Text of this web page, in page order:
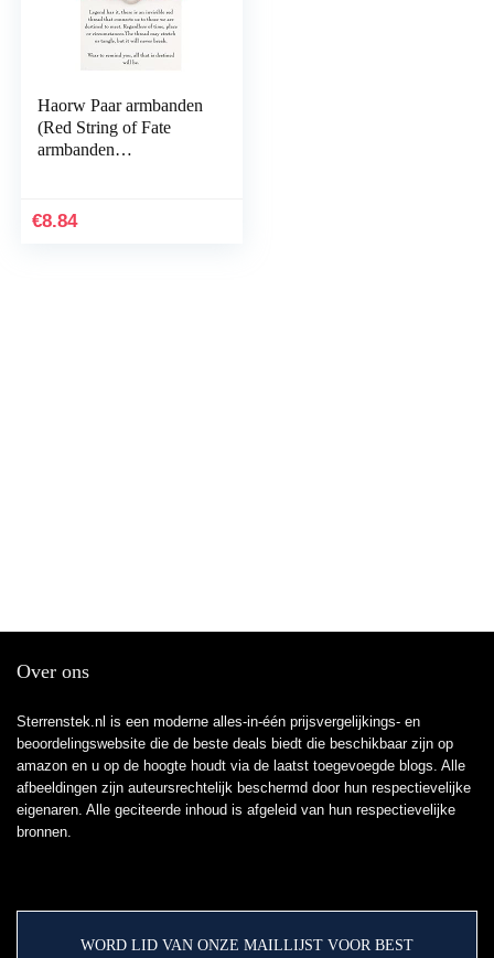
Haorw Paar armbanden
(Red String of Fate
armbanden
bijpassende armband)
€8.84
Over ons
Sterrenstek.nl is een moderne alles-in-één prijsvergelijkings- en
beoordelingswebsite die de beste deals biedt die beschikbaar zijn op
amazon en u op de hoogte houdt via de laatst toegevoegde blogs. Alle
afbeeldingen zijn auteursrechtelijk beschermd door hun respectievelijke
eigenaren. Alle geciteerde inhoud is afgeleid van hun respectievelijke
bronnen.
WORD LID VAN ONZE MAILLIJST VOOR BEST